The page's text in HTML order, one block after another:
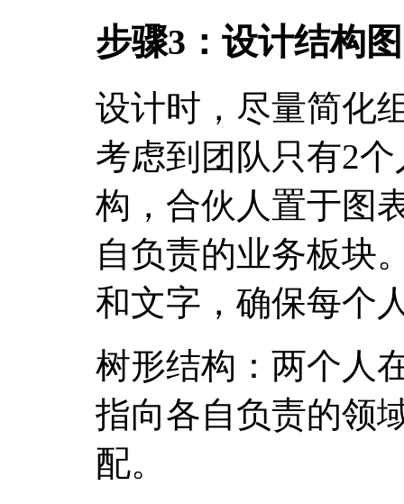
步骤3：设计结构图
设计时，尽量简化
考虑到团队只有2
构，合伙人置于图
自负责的业务板块
和文字，确保每个
树形结构：两个人
指向各自负责的领
配。